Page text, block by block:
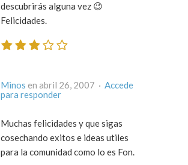
descubrirás alguna vez 😉
Felicidades.
Minos en abril 26, 2007 · Accede
para responder
Muchas felicidades y que sigas
cosechando exitos e ideas utiles
para la comunidad como lo es Fon.